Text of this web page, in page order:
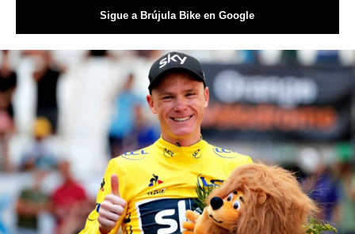
Sigue a Brújula Bike en Google